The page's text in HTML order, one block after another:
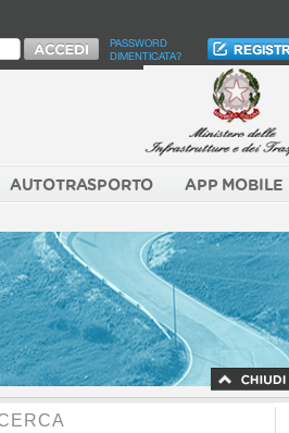
PASSWORD
DIMENTICATA?
AUTOTRASPORTO APP MOBILE